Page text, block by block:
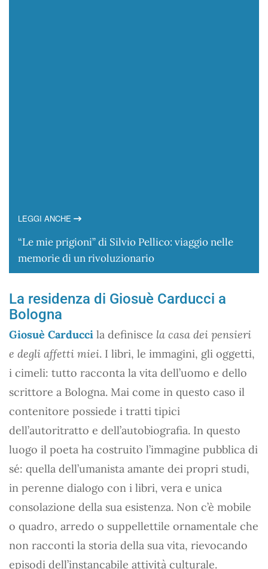
LEGGI ANCHE
“Le mie prigioni” di Silvio Pellico: viaggio nelle
memorie di un rivoluzionario
La residenza di Giosuè Carducci a
Bologna
Giosuè Carducci la definisce la casa dei pensieri
e degli affetti miei. I libri, le immagini, gli oggetti,
i cimeli: tutto racconta la vita dell’uomo e dello
scrittore a Bologna. Mai come in questo caso il
contenitore possiede i tratti tipici
dell’autoritratto e dell’autobiografia. In questo
luogo il poeta ha costruito l’immagine pubblica di
sé: quella dell’umanista amante dei propri studi,
in perenne dialogo con i libri, vera e unica
consolazione della sua esistenza. Non c’è mobile
o quadro, arredo o suppellettile ornamentale che
non racconti la storia della sua vita, rievocando
episodi dell’instancabile attività culturale.